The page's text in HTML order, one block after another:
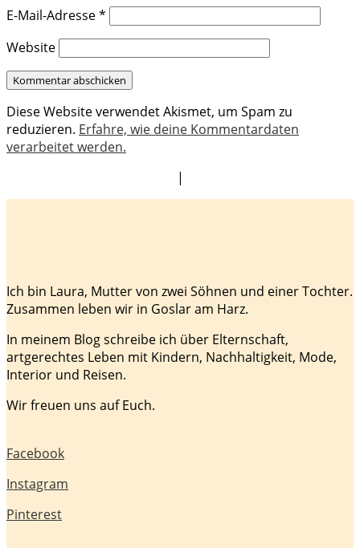
E-Mail-Adresse*
Website
Diese Website verwendet Akismet, um Spam zu
reduzieren. Erfahre, wie deine Kommentardaten
verarbeitet werden.
|
Ich bin Laura, Mutter von zwei Söhnen und einer Tochter.
Zusammen leben wir in Goslar am Harz.
In meinem Blog schreibe ich über Elternschaft,
artgerechtes Leben mit Kindern, Nachhaltigkeit, Mode,
Interior und Reisen.
Wir freuen uns auf Euch.
Facebook
Instagram
Pinterest